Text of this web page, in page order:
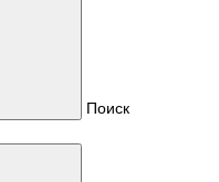
Поиск